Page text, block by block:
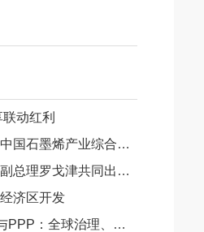
动红利
行业报告认为中国石墨烯产业综合实力世界领先
汪洋与俄罗斯副总理罗戈津共同出席第三届中俄博览会活动
济区开发
《“一带一路”与PPP：全球治理、区域合作与中国模式》蓝皮书在对外经济贸易大学发布